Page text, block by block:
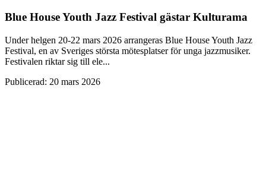
Blue House Youth Jazz Festival gästar Kulturama
Under helgen 20-22 mars 2026 arrangeras Blue House Youth Jazz
Festival, en av Sveriges största mötesplatser för unga jazzmusiker.
Festivalen riktar sig till ele...
Publicerad: 20 mars 2026